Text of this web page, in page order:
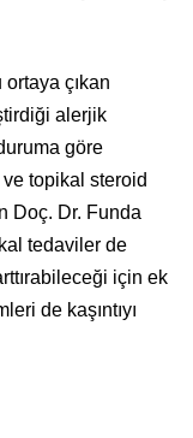
çıkan
alerjik
göre
topikal steroid
Doç. Dr. Funda
tedaviler de
için ek
de kaşıntıyı